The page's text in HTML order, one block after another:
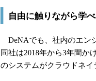
自由に触りながら学
DeNAでも、社内のエン
同社は2018年から3年間か
のシステムがクラウドネイ